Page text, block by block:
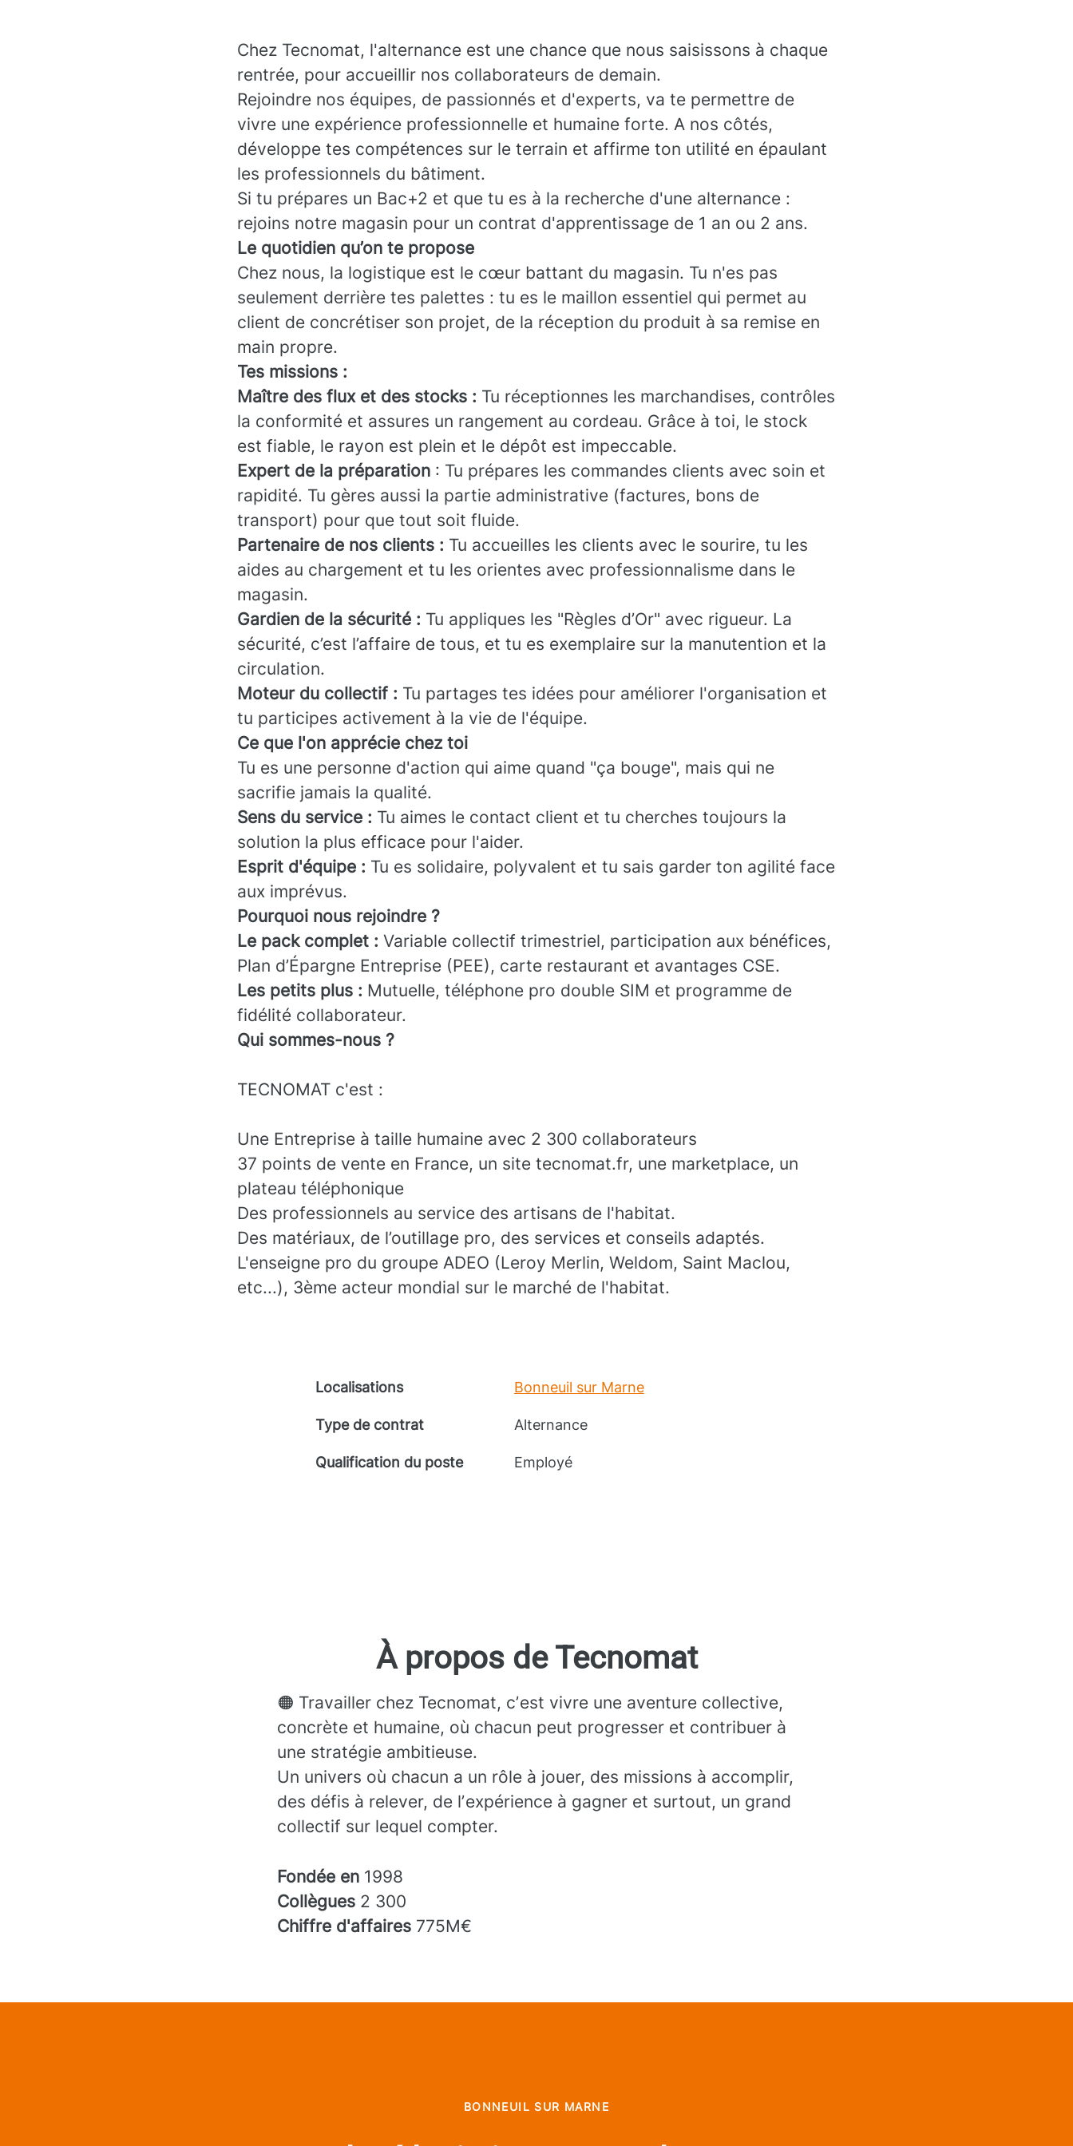
Chez Tecnomat, l'alternance est une chance que nous saisissons à chaque
rentrée, pour accueillir nos collaborateurs de demain.
Rejoindre nos équipes, de passionnés et d'experts, va te permettre de
vivre une expérience professionnelle et humaine forte. A nos côtés,
développe tes compétences sur le terrain et affirme ton utilité en épaulant
les professionnels du bâtiment.
Si tu prépares un Bac+2 et que tu es à la recherche d'une alternance :
rejoins notre magasin pour un contrat d'apprentissage de 1 an ou 2 ans.
Le quotidien qu’on te propose
Chez nous, la logistique est le cœur battant du magasin. Tu n'es pas
seulement derrière tes palettes : tu es le maillon essentiel qui permet au
client de concrétiser son projet, de la réception du produit à sa remise en
main propre.
Tes missions :
Maître des flux et des stocks : Tu réceptionnes les marchandises, contrôles
la conformité et assures un rangement au cordeau. Grâce à toi, le stock
est fiable, le rayon est plein et le dépôt est impeccable.
Expert de la préparation : Tu prépares les commandes clients avec soin et
rapidité. Tu gères aussi la partie administrative (factures, bons de
transport) pour que tout soit fluide.
Partenaire de nos clients : Tu accueilles les clients avec le sourire, tu les
aides au chargement et tu les orientes avec professionnalisme dans le
magasin.
Gardien de la sécurité : Tu appliques les "Règles d’Or" avec rigueur. La
sécurité, c’est l’affaire de tous, et tu es exemplaire sur la manutention et la
circulation.
Moteur du collectif : Tu partages tes idées pour améliorer l'organisation et
tu participes activement à la vie de l'équipe.
Ce que l'on apprécie chez toi
Tu es une personne d'action qui aime quand "ça bouge", mais qui ne
sacrifie jamais la qualité.
Sens du service : Tu aimes le contact client et tu cherches toujours la
solution la plus efficace pour l'aider.
Esprit d'équipe : Tu es solidaire, polyvalent et tu sais garder ton agilité face
aux imprévus.
Pourquoi nous rejoindre ?
Le pack complet : Variable collectif trimestriel, participation aux bénéfices,
Plan d’Épargne Entreprise (PEE), carte restaurant et avantages CSE.
Les petits plus : Mutuelle, téléphone pro double SIM et programme de
fidélité collaborateur.
Qui sommes-nous ?
TECNOMAT c'est :
Une Entreprise à taille humaine avec 2 300 collaborateurs
37 points de vente en France, un site tecnomat.fr, une marketplace, un
plateau téléphonique
Des professionnels au service des artisans de l'habitat.
Des matériaux, de l’outillage pro, des services et conseils adaptés.
L'enseigne pro du groupe ADEO (Leroy Merlin, Weldom, Saint Maclou,
etc...), 3ème acteur mondial sur le marché de l'habitat.
Localisations Bonneuil sur Marne
Type de contrat Alternance
Qualification du poste Employé
À propos de Tecnomat
🟠 Travailler chez Tecnomat, cʼest vivre une aventure collective,
concrète et humaine, où chacun peut progresser et contribuer à
une stratégie ambitieuse.
Un univers où chacun a un rôle à jouer, des missions à accomplir,
des défis à relever, de lʼexpérience à gagner et surtout, un grand
collectif sur lequel compter.
Fondée en 1998
Collègues 2 300
Chiffre d'affaires 775M€
BONNEUIL SUR MARNE